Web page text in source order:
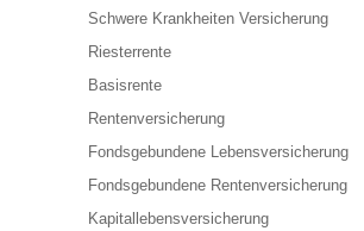
Schwere Krankheiten Versicherung
Riesterrente
Basisrente
Rentenversicherung
Fondsgebundene Lebensversicherung
Fondsgebundene Rentenversicherung
Kapitallebensversicherung